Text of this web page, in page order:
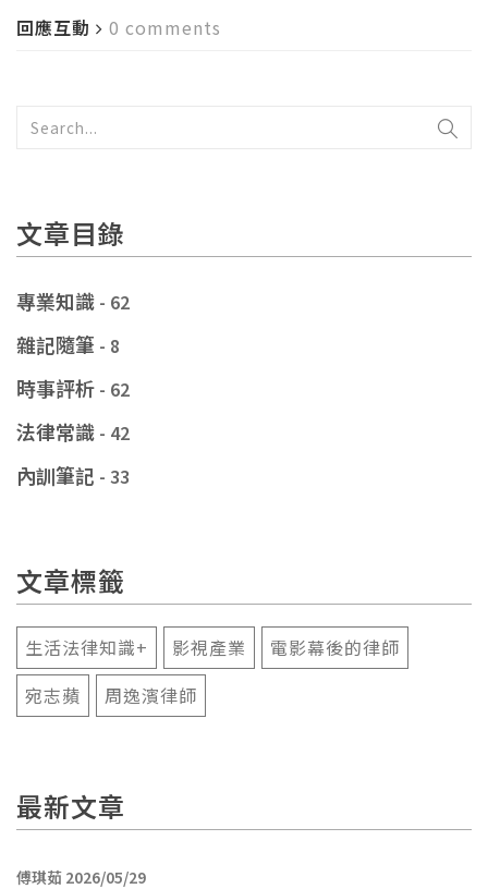
回應互動 0 comments
文章目錄
專業知識 - 62
雜記隨筆 - 8
時事評析 - 62
法律常識 - 42
內訓筆記 - 33
文章標籤
生活法律知識+ 影視產業
電影幕後的律師
宛志蘋
周逸濱律師
最新文章
傅琪茹 2026/05/29